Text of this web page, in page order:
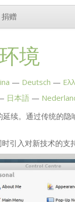
捐赠
境
Deutsch
日本語
延续。通过传统的隐
引入对新技术的支